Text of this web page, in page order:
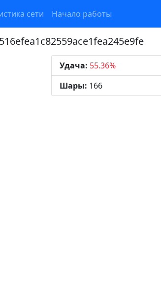
сети Начало работы
Удача: 55.36%
Шары: 166